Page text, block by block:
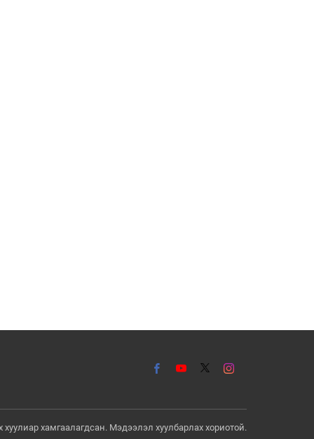
хуулиар хамгаалагдсан. Мэдээлэл хуулбарлах хориотой.